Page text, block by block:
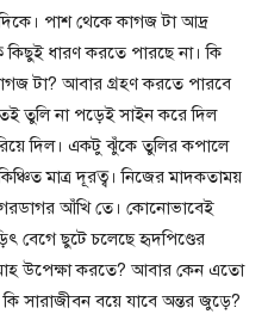
পাশ থেকে কাগজ টা আদ্র
কিছুই ধারণ করতে পারছে না। কি
টা? আবার গ্রহণ করতে পারবে
তুলি না পড়েই সাইন করে দিল
দিল। একটু ঝুঁকে তুলির কপালে
মাত্র দূরত্ব। নিজের মাদকতাময়
আঁখি তে। কোনোভাবেই
বেগে ছুটে চলেছে হৃদপিণ্ডের
উপেক্ষা করতে? আবার কেন এতো
বয়ে যাবে অন্তর জুড়ে?